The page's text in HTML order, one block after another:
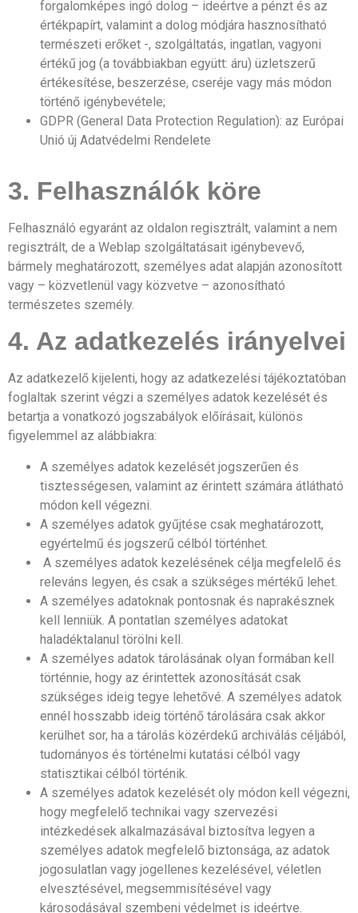
forgalomképes ingó dolog – ideértve a pénzt és az
értékpapírt, valamint a dolog módjára hasznosítható
természeti erőket -, szolgáltatás, ingatlan, vagyoni
értékű jog (a továbbiakban együtt: áru) üzletszerű
értékesítése, beszerzése, cseréje vagy más módon
történő igénybevétele;
GDPR (General Data Protection Regulation): az Európai
Unió új Adatvédelmi Rendelete
3. Felhasználók köre
Felhasználó egyaránt az oldalon regisztrált, valamint a nem
regisztrált, de a Weblap szolgáltatásait igénybevevő,
bármely meghatározott, személyes adat alapján azonosított
vagy – közvetlenül vagy közvetve – azonosítható
természetes személy.
4. Az adatkezelés irányelvei
Az adatkezelő kijelenti, hogy az adatkezelési tájékoztatóban
foglaltak szerint végzi a személyes adatok kezelését és
betartja a vonatkozó jogszabályok előírásait, különös
figyelemmel az alábbiakra:
A személyes adatok kezelését jogszerűen és
tisztességesen, valamint az érintett számára átlátható
módon kell végezni.
A személyes adatok gyűjtése csak meghatározott,
egyértelmű és jogszerű célból történhet.
A személyes adatok kezelésének célja megfelelő és
releváns legyen, és csak a szükséges mértékű lehet.
A személyes adatoknak pontosnak és naprakésznek
kell lenniük. A pontatlan személyes adatokat
haladéktalanul törölni kell.
A személyes adatok tárolásának olyan formában kell
történnie, hogy az érintettek azonosítását csak
szükséges ideig tegye lehetővé. A személyes adatok
ennél hosszabb ideig történő tárolására csak akkor
kerülhet sor, ha a tárolás közérdekű archiválás céljából,
tudományos és történelmi kutatási célból vagy
statisztikai célból történik.
A személyes adatok kezelését oly módon kell végezni,
hogy megfelelő technikai vagy szervezési
intézkedések alkalmazásával biztosítva legyen a
személyes adatok megfelelő biztonsága, az adatok
jogosulatlan vagy jogellenes kezelésével, véletlen
elvesztésével, megsemmisítésével vagy
károsodásával szembeni védelmet is ideértve.